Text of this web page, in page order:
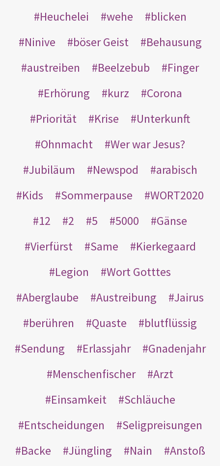
Heuchelei wehe
blicken
Ninive
böser Geist
Behausung
austreiben
Beelzebub
Finger
Erhörung
kurz
Corona
Priorität
Krise
Unterkunft
Ohnmacht
Wer war Jesus?
Jubiläum
Newspod
arabisch
Kids
Sommerpause
WORT2020
12
2 5 5000
Gänse
Vierfürst
Same
Kierkegaard
Legion
Wort Gotttes
Aberglaube
Austreibung
Jairus
berühren
Quaste
blutflüssig
Sendung
Erlassjahr
Gnadenjahr
Menschenfischer
Arzt
Einsamkeit
Schläuche
Entscheidungen
Seligpreisungen
Backe
Jüngling Nain
Anstoß